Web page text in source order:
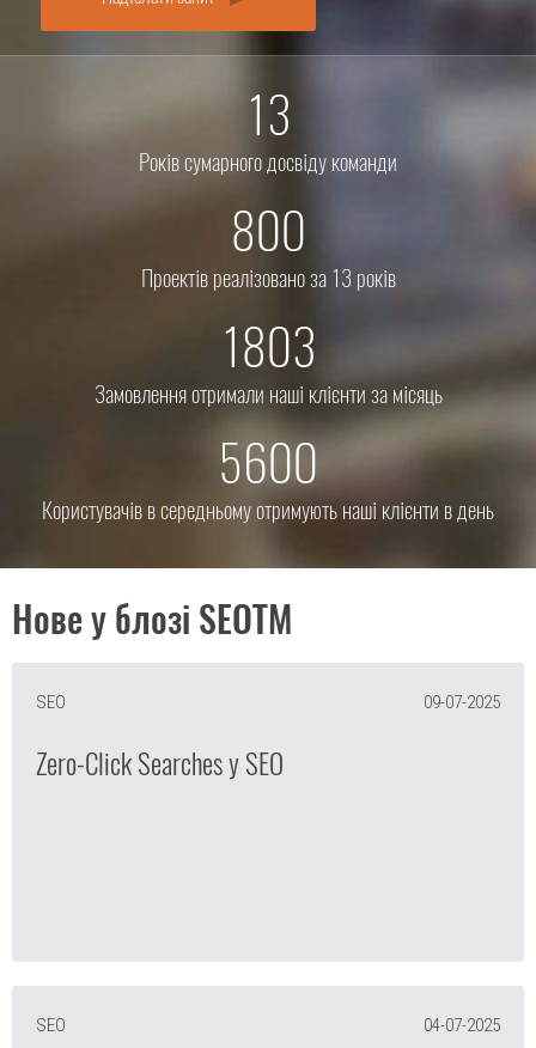
13
Років сумарного досвіду команди
800
Проектів реалізовано за 13 років
1803
Замовлення отримали наші клієнти за місяць
5600
Користувачів в середньому отримують наші клієнти в день
Нове у блозі SEOTM
SEO 09-07-2025
Zero-Click Searches у SEO
SEO 04-07-2025